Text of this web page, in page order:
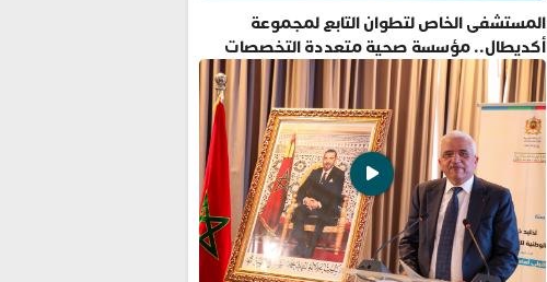
المستشفى الخاص لتطوان التابع لمجموعة
أكديطال.. مؤسسة صحية متعددة التخصصات
تلتزم بأفضل المعايير الدولية